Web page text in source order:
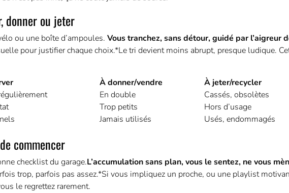
donner ou jeter
ou une boîte d’ampoules. Vous tranchez, sans détour, guidé par l’aigreur
pour justifier chaque choix.*Le tri devient moins abrupt, presque ludique.
À donner/vendre
À jeter/recycler
En double
Cassés, obsolètes
Trop petits
Hors d’usage
Jamais utilisés Usés, endommagés
commencer
checklist du garage.L’accumulation sans plan, vous le sentez, ne vous
trop, parfois pas assez.*Si vous impliquez un proche, ou une playlist
le regrettez rarement.